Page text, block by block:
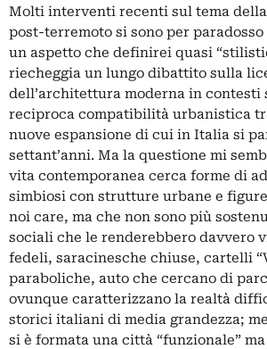
Molti interventi recenti sul tema
post-terremoto si sono per
un aspetto che definirei quasi
riecheggia un lungo dibattito sulla
dell’architettura moderna in contesti
reciproca compatibilità urbanistica
nuove espansione di cui in Italia si
settant’anni. Ma la questione mi
vita contemporanea cerca forme di
simbiosi con strutture urbane e
noi care, ma che non sono più
sociali che le renderebbero davvero
fedeli, saracinesche chiuse, cartelli
paraboliche, auto che cercano di
ovunque caratterizzano la realtà
storici italiani di media grandezza;
si è formata una città “funzionale”